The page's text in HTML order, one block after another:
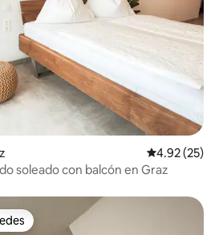
Calificación
4.92 (25)
soleado con balcón en Graz